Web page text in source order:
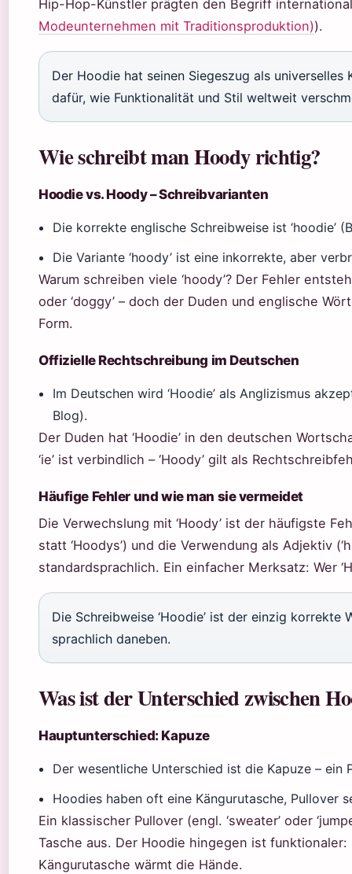
Hip-Hop-Künstler prägten den Begriff
Modeunternehmen mit Traditionsproduktion)).
Der Hoodie hat seinen Siegeszug als
dafür, wie Funktionalität und Stil weltweit
Wie schreibt man Hoody richtig?
Hoodie vs. Hoody – Schreibvarianten
Die korrekte englische Schreibweise ist ‘hoodie’
Die Variante ‘hoody’ ist eine inkorrekte, aber
Warum schreiben viele ‘hoody’? Der Fehler
oder ‘doggy’ – doch der Duden und englische
Form.
Offizielle Rechtschreibung im Deutschen
Im Deutschen wird ‘Hoodie’ als Anglizismus
Blog).
Der Duden hat ‘Hoodie’ in den deutschen
‘ie’ ist verbindlich – ‘Hoody’ gilt als
Häufige Fehler und wie man sie vermeidet
Die Verwechslung mit ‘Hoody’ ist der häufigste
statt ‘Hoodys’) und die Verwendung als Adjektiv
standardsprachlich. Ein einfacher Merksatz: Wer
Die Schreibweise ‘Hoodie’ ist der einzig korrekte
sprachlich daneben.
Was ist der Unterschied zwischen
Hauptunterschied: Kapuze
Der wesentliche Unterschied ist die Kapuze – ein
Hoodies haben oft eine Kängurutasche, Pullover
Ein klassischer Pullover (engl. ‘sweater’ oder
Tasche aus. Der Hoodie hingegen ist
Kängurutasche wärmt die Hände.